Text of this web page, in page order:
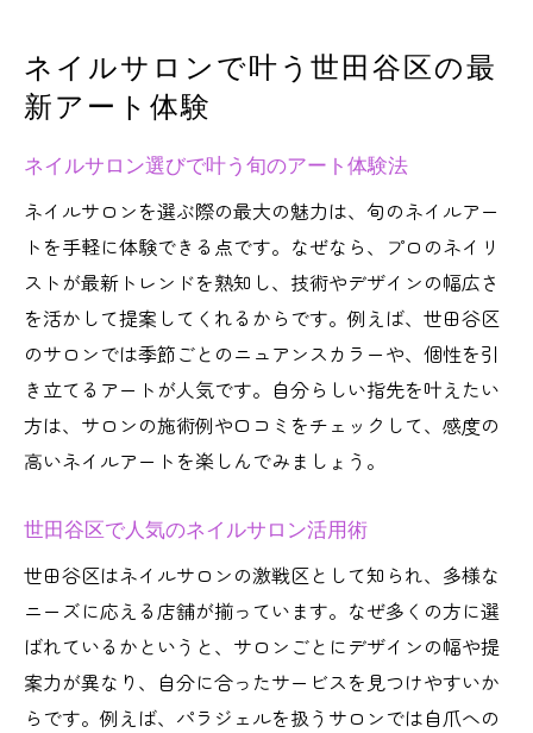
ネイルサロンのアート持ち込み活用ポイン
世田谷区のネイルサロンで旬のアートを発見
ネイルサロンで体験できる今注目のデザイ
ン
ネイルサロン世田谷区の最新アート情報
ネイルサロンで見つかる季節感デザイン
ネイルアートとは何が魅力か徹底解説
ネイルサロンの上手いスタッフの見分け方
ネイルサロンで叶える人気トレンドまとめ
初めてでも安心な世田谷区のネイルサロン選び
初めてのネイルサロン利用で安心するコツ
ネイルサロンの選び方と失敗しないポイン
ネイルサロン初体験でも安心な流れ解説
ネイルサロンで相談できるデザイン例
ネイルサロンで体験する接客と技術力
ネイルサロンで叶う世田谷区の最
新アート体験
ネイルサロン選びで叶う旬のアート体験法
ネイルサロンを選ぶ際の最大の魅力は、旬のネイルアー
トを手軽に体験できる点です。なぜなら、プロのネイリ
ストが最新トレンドを熟知し、技術やデザインの幅広さ
を活かして提案してくれるからです。例えば、世田谷区
のサロンでは季節ごとのニュアンスカラーや、個性を引
き立てるアートが人気です。自分らしい指先を叶えたい
方は、サロンの施術例や口コミをチェックして、感度の
高いネイルアートを楽しんでみましょう。
世田谷区で人気のネイルサロン活用術
世田谷区はネイルサロンの激戦区として知られ、多様な
ニーズに応える店舗が揃っています。なぜ多くの方に選
ばれているかというと、サロンごとにデザインの幅や提
案力が異なり、自分に合ったサービスを見つけやすいか
らです。例えば、パラジェルを扱うサロンでは自爪への